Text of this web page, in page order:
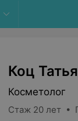
Коц
Косметолог
Стаж 20 лет •